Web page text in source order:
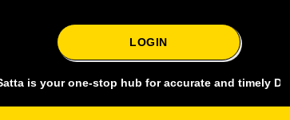
LOGIN
one-stop hub for accurate and timely Delhi